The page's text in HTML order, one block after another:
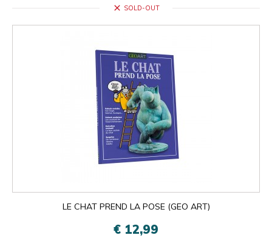
close SOLD-OUT
LE CHAT PREND LA POSE (GEO ART)
€ 12,99